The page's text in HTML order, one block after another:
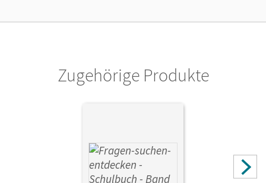
Zugehörige Produkte